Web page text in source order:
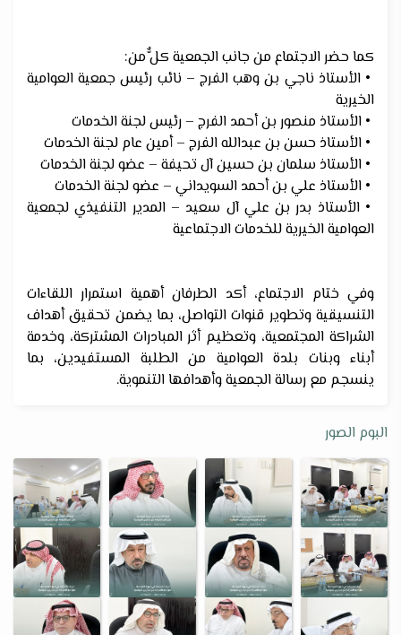
كما حضر الاجتماع من جانب الجمعية كلٌّ من:
• الأستاذ ناجي بن وهب الفرج – نائب رئيس جمعية العوامية
الخيرية
• الأستاذ منصور بن أحمد الفرج – رئيس لجنة الخدمات
• الأستاذ حسن بن عبدالله الفرج – أمين عام لجنة الخدمات
• الأستاذ سلمان بن حسين آل تحيفة – عضو لجنة الخدمات
• الأستاذ علي بن أحمد السويداني – عضو لجنة الخدمات
• الأستاذ بدر بن علي آل سعيد – المدير التنفيذي لجمعية
العوامية الخيرية للخدمات الاجتماعية
وفي ختام الاجتماع، أكد الطرفان أهمية استمرار اللقاءات
التنسيقية وتطوير قنوات التواصل، بما يضمن تحقيق أهداف
الشراكة المجتمعية، وتعظيم أثر المبادرات المشتركة، وخدمة
أبناء وبنات بلدة العوامية من الطلبة المستفيدين، بما
ينسجم مع رسالة الجمعية وأهدافها التنموية.
البوم الصور